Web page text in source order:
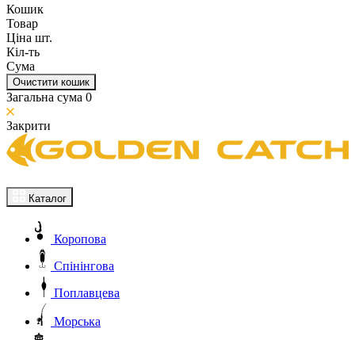
Кошик
Товар
Ціна шт.
Кіл-ть
Сума
Очистити кошик
Загальна сума 0
Закрити
Каталог
Коропова
Спінінгова
Поплавцева
Морська